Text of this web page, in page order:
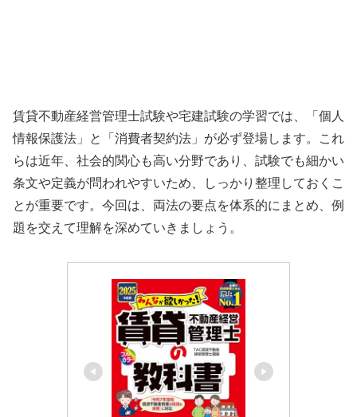
賃貸不動産経営管理士試験や宅建試験の学習では、「個人
情報保護法」と「消費者契約法」が必ず登場します。これ
らは近年、社会的関心も高い分野であり、試験でも細かい
条文や定義が問われやすいため、しっかり整理しておくこ
とが重要です。今回は、両法の要点を体系的にまとめ、例
題を交えて理解を深めていきましょう。